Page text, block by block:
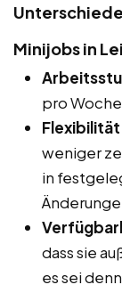
Unterschiede
Minijobs in
pro
weniger
in
dass sie
es sei